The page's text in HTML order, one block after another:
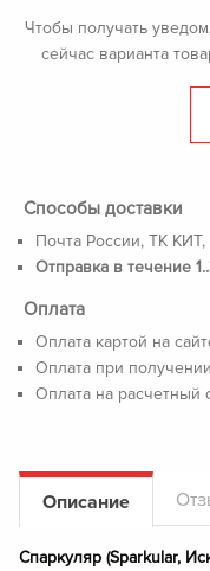
Чтобы получать
сейчас варианта
Способы доставки
Почта России, ТК
Отправка в течение
Оплата
Оплата картой на
Оплата при
Оплата на расчетный
Описание
Спаркуляр (Sparkular,